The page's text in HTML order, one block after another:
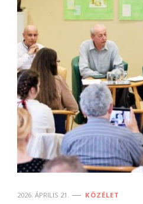
2026. ÁPRILIS 21. KÖZÉLET